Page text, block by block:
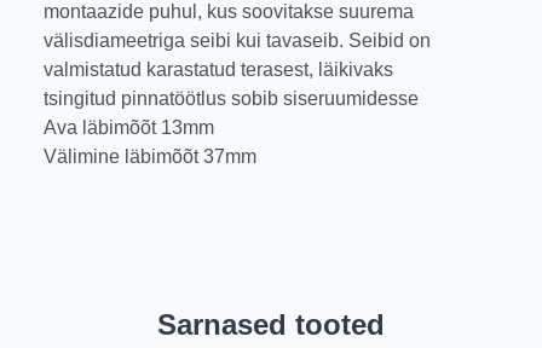
montaazide puhul, kus soovitakse suurema
välisdiameetriga seibi kui tavaseib. Seibid on
valmistatud karastatud terasest, läikivaks
tsingitud pinnatöötlus sobib siseruumidesse
Ava läbimõõt 13mm
Välimine läbimõõt 37mm
Sarnased tooted